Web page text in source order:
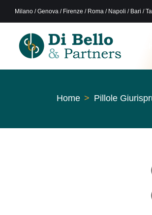
Milano / Genova / Firenze / Roma / Napoli / Bari /
Home Pillole